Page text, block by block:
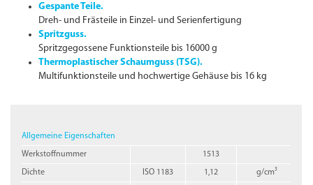
Gespante Teile.
Dreh- und Frästeile in Einzel- und Serienfertigung
Spritzguss.
Spritzgegossene Funktionsteile bis 16000 g
Thermoplastischer Schaumguss (TSG).
Multifunktionsteile und hochwertige Gehäuse bis 16 kg
Allgemeine Eigenschaften
Werkstoffnummer 1513
Dichte ISO 1183 1,12 g/cm³